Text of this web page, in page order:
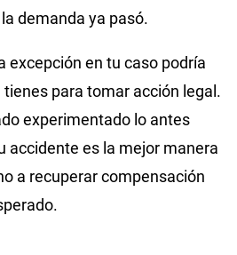
demanda ya pasó.
excepción en tu caso podría
para tomar acción legal.
experimentado lo antes
accidente es la mejor manera
a recuperar compensación